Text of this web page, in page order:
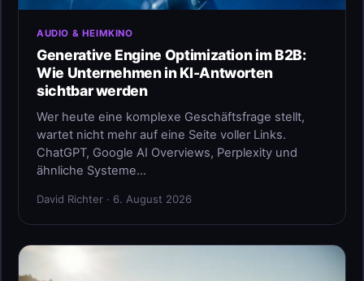
AUDIO & HEIMKINO
Generative Engine Optimization im B2B:
Wie Unternehmen in KI-Antworten
sichtbar werden
Wer heute eine komplexe Geschäftsfrage stellt,
wartet nicht mehr auf eine Seite voller Links.
ChatGPT, Google AI Overviews, Perplexity und
ähnliche Systeme…
David Richter · 6. August 2026